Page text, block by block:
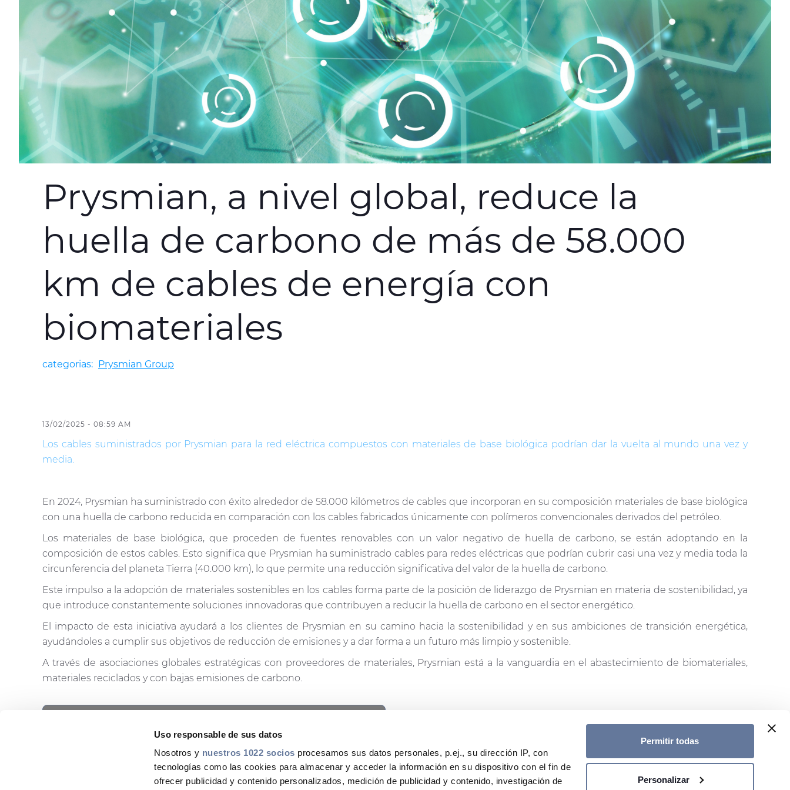
Uso responsable de sus datos
Nosotros y nuestros 1022 socios procesamos sus datos personales, p.ej., su dirección IP, con
tecnologías como las cookies para almacenar y acceder la información en su dispositivo con el fin de
ofrecer publicidad y contenido personalizados, medición de publicidad y contenido, investigación de
Permitir todas
Personalizar
Prysmian, a nivel global, reduce la
huella de carbono de más de 58.000
km de cables de energía con
biomateriales
categorias: Prysmian Group
13/02/2025 - 08:59 AM
Los cables suministrados por Prysmian para la red eléctrica compuestos con materiales de base biológica podrían dar la vuelta al mundo una vez y
media.
En 2024, Prysmian ha suministrado con éxito alrededor de 58.000 kilómetros de cables que incorporan en su composición materiales de base biológica
con una huella de carbono reducida en comparación con los cables fabricados únicamente con polímeros convencionales derivados del petróleo.
Los materiales de base biológica, que proceden de fuentes renovables con un valor negativo de huella de carbono, se están adoptando en la
composición de estos cables. Esto significa que Prysmian ha suministrado cables para redes eléctricas que podrían cubrir casi una vez y media toda la
circunferencia del planeta Tierra (40.000 km), lo que permite una reducción significativa del valor de la huella de carbono.
Este impulso a la adopción de materiales sostenibles en los cables forma parte de la posición de liderazgo de Prysmian en materia de sostenibilidad, ya
que introduce constantemente soluciones innovadoras que contribuyen a reducir la huella de carbono en el sector energético.
El impacto de esta iniciativa ayudará a los clientes de Prysmian en su camino hacia la sostenibilidad y en sus ambiciones de transición energética,
ayudándoles a cumplir sus objetivos de reducción de emisiones y a dar forma a un futuro más limpio y sostenible.
A través de asociaciones globales estratégicas con proveedores de materiales, Prysmian está a la vanguardia en el abastecimiento de biomateriales,
materiales reciclados y con bajas emisiones de carbono.
accept STATISTICS cookies to access this content.